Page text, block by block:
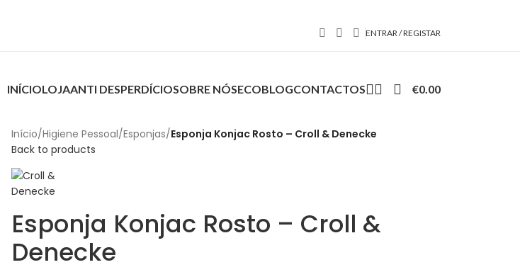
ENTRAR / REGISTAR
INÍCIOLOJAANTI DESPERDÍCIOSOBRE NÓSECOBLOGCONTACTOS €0.00
Início/Higiene Pessoal/Esponjas/Esponja Konjac Rosto – Croll & Denecke
Back to products
Esponja Konjac Rosto – Croll &
Denecke